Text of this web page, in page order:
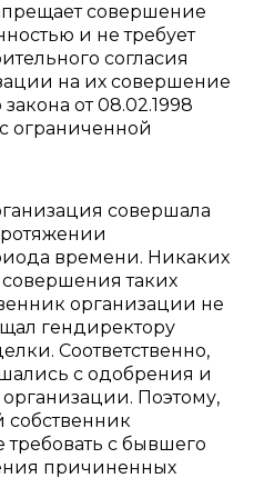
совершение
и не требует
согласия
на их совершение
от 08.02.1998
ограниченной
совершала
времени. Никаких
таких
организации не
гендиректору
Соответственно,
с одобрения и
Поэтому,
с бывшего
причиненных